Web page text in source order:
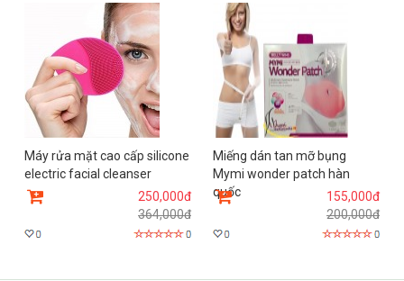
Máy rửa mặt cao cấp silicone
electric facial cleanser
250,000đ
364,000đ
Miếng dán tan mỡ bụng
Mymi wonder patch hàn
quốc
155,000đ
200,000đ